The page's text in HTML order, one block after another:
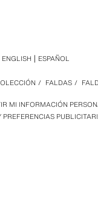
MI INFORMACIÓN
PREFERENCIAS
/ FALDAS /
ENGLISH ESPAÑOL